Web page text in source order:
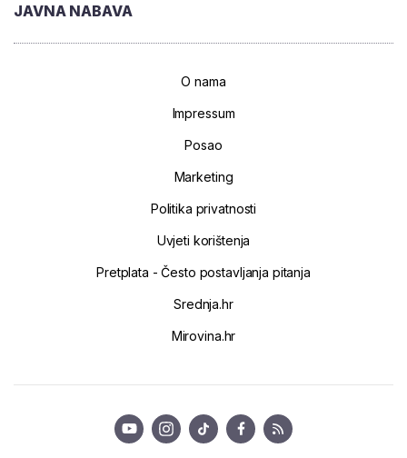
JAVNA NABAVA
O nama
Impressum
Posao
Marketing
Politika privatnosti
Uvjeti korištenja
Pretplata - Često postavljanja pitanja
Srednja.hr
Mirovina.hr